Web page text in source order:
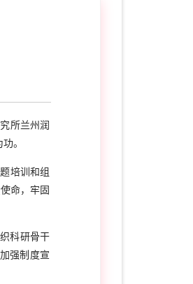
所兰州润
。
培训和组
命，牢固
科研骨干
强制度宣